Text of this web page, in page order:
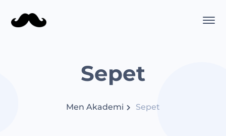
Sepet
Men Akademi Sepet